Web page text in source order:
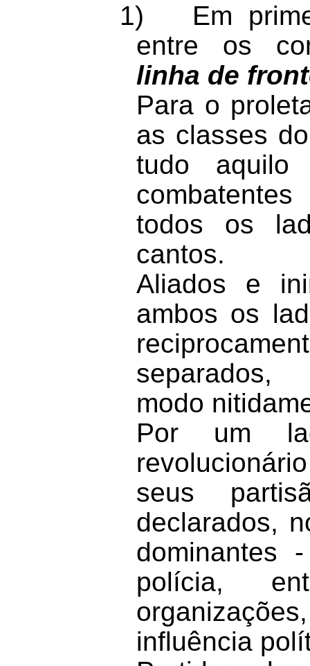
1)
Em
entre os
linha de
Para o
as classes
tudo
todos os
cantos.
Aliados e
ambos os
separados,
modo
Por um
seus
declarados,
dominantes
polícia,
influência